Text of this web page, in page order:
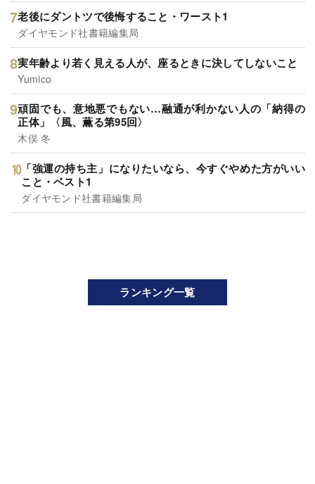
老後にダントツで後悔すること・ワースト1
ダイヤモンド社書籍編集局
実年齢より若く見える人が、座るときに決してしないこと
Yumico
頑固でも、意地悪でもない…融通が利かない人の「納得の
正体」〈風、薫る第95回〉
木俣 冬
「強運の持ち主」になりたいなら、今すぐやめた方がいい
こと・ベスト1
ダイヤモンド社書籍編集局
ランキング一覧